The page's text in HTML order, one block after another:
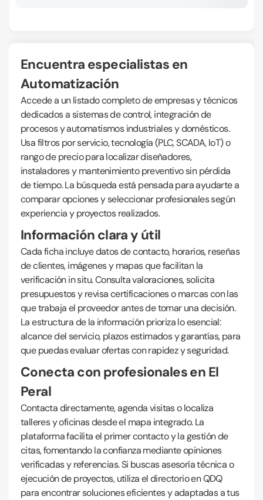
Encuentra especialistas en
Automatización
Accede a un listado completo de empresas y técnicos
dedicados a sistemas de control, integración de
procesos y automatismos industriales y domésticos.
Usa filtros por servicio, tecnología (PLC, SCADA, IoT) o
rango de precio para localizar diseñadores,
instaladores y mantenimiento preventivo sin pérdida
de tiempo. La búsqueda está pensada para ayudarte a
comparar opciones y seleccionar profesionales según
experiencia y proyectos realizados.
Información clara y útil
Cada ficha incluye datos de contacto, horarios, reseñas
de clientes, imágenes y mapas que facilitan la
verificación in situ. Consulta valoraciones, solicita
presupuestos y revisa certificaciones o marcas con las
que trabaja el proveedor antes de tomar una decisión.
La estructura de la información prioriza lo esencial:
alcance del servicio, plazos estimados y garantías, para
que puedas evaluar ofertas con rapidez y seguridad.
Conecta con profesionales en El
Peral
Contacta directamente, agenda visitas o localiza
talleres y oficinas desde el mapa integrado. La
plataforma facilita el primer contacto y la gestión de
citas, fomentando la confianza mediante opiniones
verificadas y referencias. Si buscas asesoría técnica o
ejecución de proyectos, utiliza el directorio en QDQ
para encontrar soluciones eficientes y adaptadas a tus